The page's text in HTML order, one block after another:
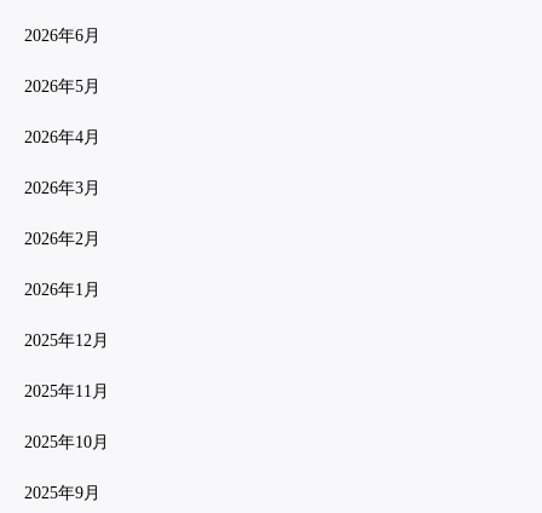
2026年6月
2026年5月
2026年4月
2026年3月
2026年2月
2026年1月
2025年12月
2025年11月
2025年10月
2025年9月